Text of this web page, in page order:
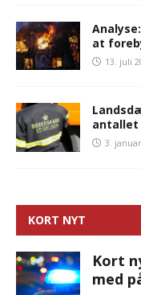
at
13. juli
antallet
3.
KORT NYT
Kort
med